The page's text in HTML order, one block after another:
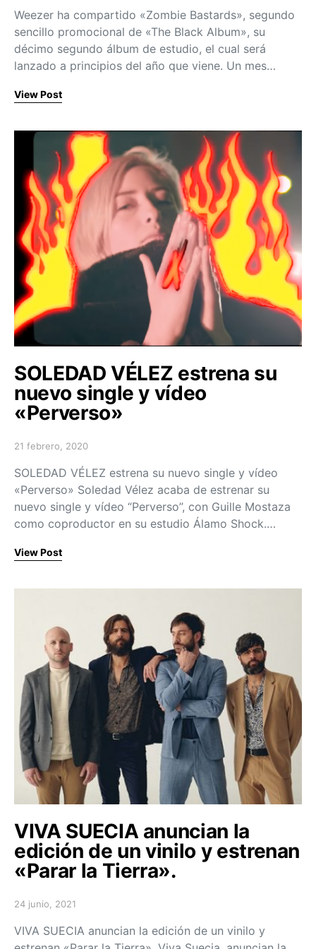
Weezer ha compartido «Zombie Bastards», segundo
sencillo promocional de «The Black Album», su
décimo segundo álbum de estudio, el cual será
lanzado a principios del año que viene. Un mes…
View Post
SOLEDAD VÉLEZ estrena su
nuevo single y vídeo
«Perverso»
Posted on
21 febrero, 2020
SOLEDAD VÉLEZ estrena su nuevo single y vídeo
«Perverso» Soledad Vélez acaba de estrenar su
nuevo single y vídeo “Perverso”, con Guille Mostaza
como coproductor en su estudio Álamo Shock.…
View Post
VIVA SUECIA anuncian la
edición de un vinilo y estrenan
«Parar la Tierra».
Posted on
24 junio, 2021
VIVA SUECIA anuncian la edición de un vinilo y